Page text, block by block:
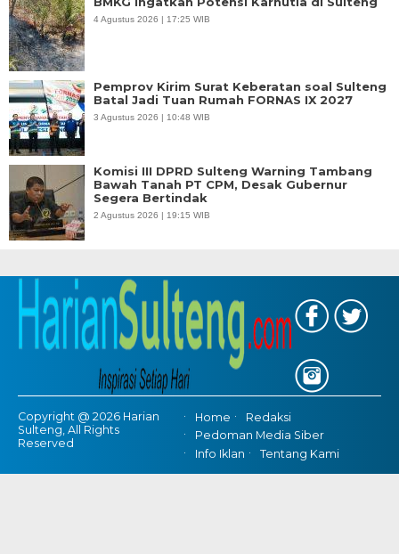
4 Agustus 2026 | 17:25 WIB
Pemprov Kirim Surat Keberatan soal Sulteng
Batal Jadi Tuan Rumah FORNAS IX 2027
3 Agustus 2026 | 10:48 WIB
Komisi III DPRD Sulteng Warning Tambang
Bawah Tanah PT CPM, Desak Gubernur
Segera Bertindak
2 Agustus 2026 | 19:15 WIB
Copyright @ 2026 Harian
Sulteng, All Rights
Reserved
Home
Redaksi
Pedoman Media Siber
Info Iklan
Tentang Kami